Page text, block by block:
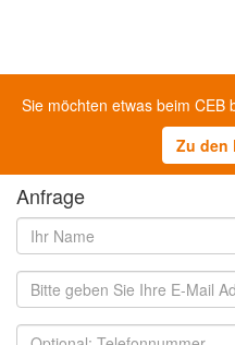
Sie möchten etwas beim CEB
Zu den
Anfrage